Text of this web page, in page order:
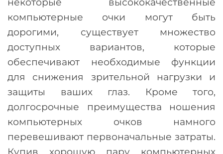
компьютерные очки могут быть
дорогими, существует множество
доступных вариантов, которые
обеспечивают необходимые функции
для снижения зрительной нагрузки и
защиты ваших глаз. Кроме того,
долгосрочные преимущества ношения
компьютерных очков намного
перевешивают первоначальные затраты.
Купив хорошую пару компьютерных